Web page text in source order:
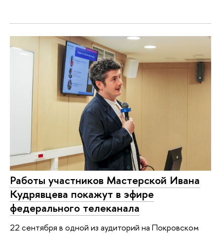
Работы участников Мастерской Ивана
Кудрявцева покажут в эфире
федерального телеканала
22 сентября в одной из аудиторий на Покровском